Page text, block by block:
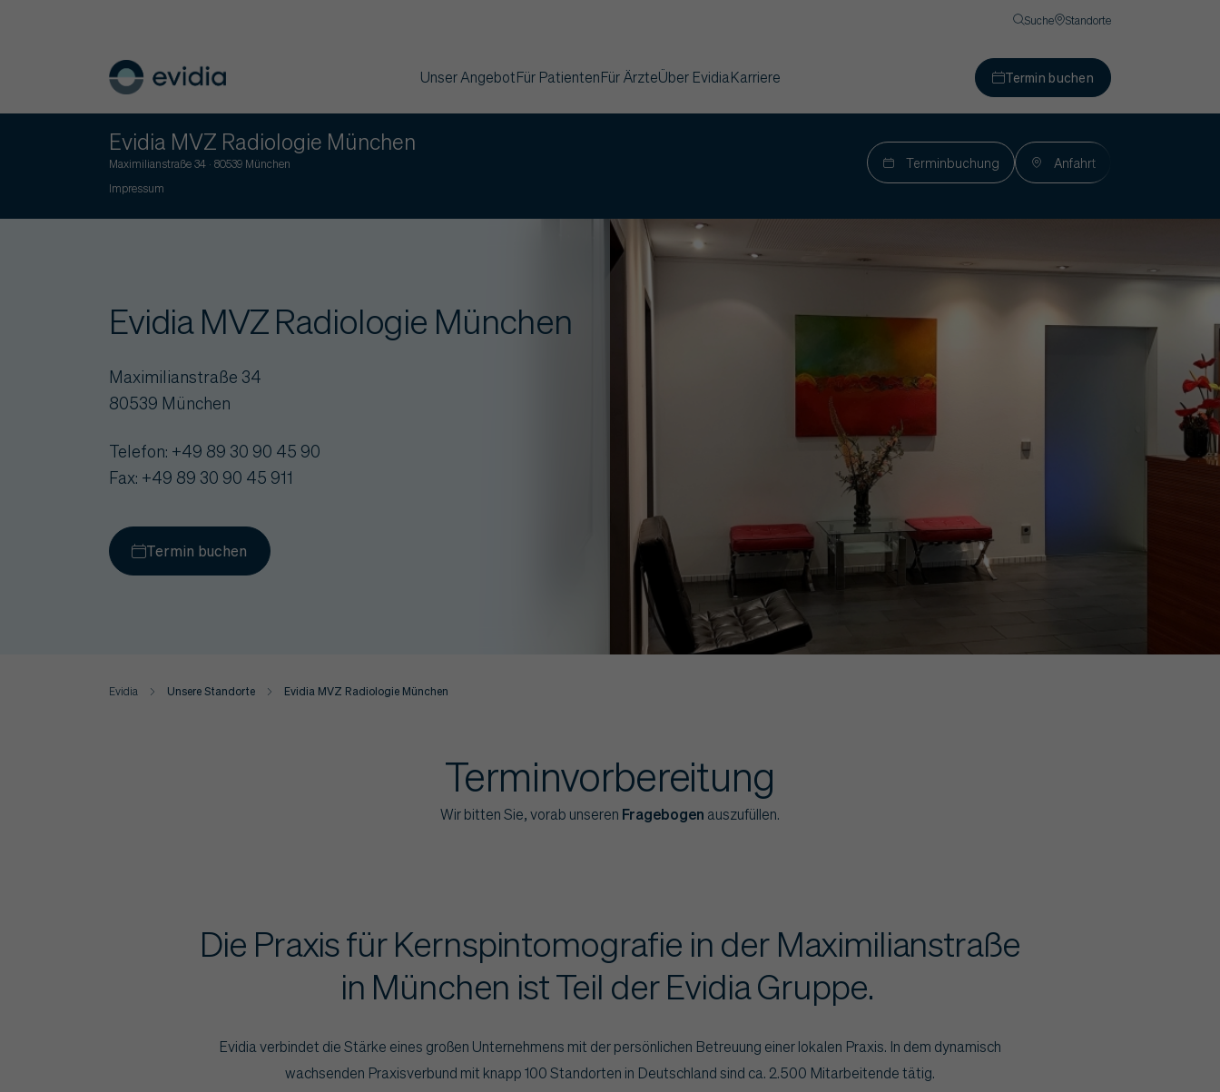
Suche Standorte
Unser AngebotFür PatientenFür ÄrzteÜber EvidiaKarriere Termin buchen
Evidia MVZ Radiologie München
Maximilianstraße 34 · 80539 München
Impressum
Terminbuchung Anfahrt
Evidia MVZ Radiologie München
Maximilianstraße 34
80539 München
Telefon: +49 89 30 90 45 90
Fax: +49 89 30 90 45 911
Termin buchen
Evidia Unsere Standorte Evidia MVZ Radiologie München
Terminvorbereitung
Wir bitten Sie, vorab unseren Fragebogen auszufüllen.
Die Praxis für Kernspintomografie in der Maximilianstraße
in München ist Teil der Evidia Gruppe.
Evidia verbindet die Stärke eines großen Unternehmens mit der persönlichen Betreuung einer lokalen Praxis. In dem dynamisch
wachsenden Praxisverbund mit knapp 100 Standorten in Deutschland sind ca. 2.500 Mitarbeitende tätig.